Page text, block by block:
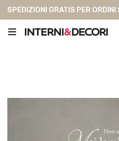
SPEDIZIONI GRATIS PER